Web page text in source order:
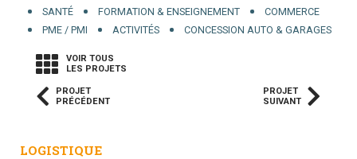
SANTÉ
FORMATION & ENSEIGNEMENT
COMMERCE
PME / PMI
ACTIVITÉS CONCESSION AUTO & GARAGES
VOIR TOUS
LES PROJETS
PROJET
PRÉCÉDENT
PROJET
SUIVANT
LOGISTIQUE